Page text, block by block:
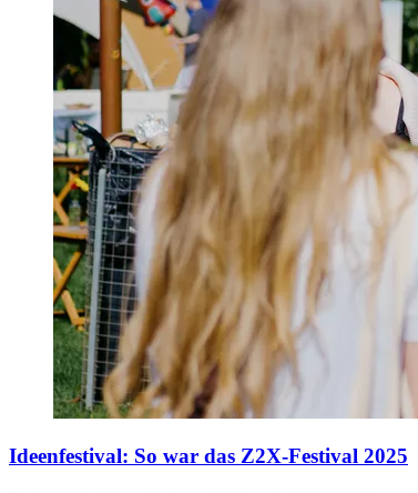
Ideenfestival: So war das Z2X-Festival 2025